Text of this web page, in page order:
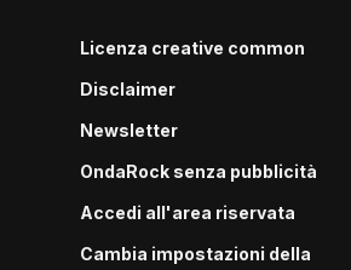
Licenza creative common
Disclaimer
Newsletter
OndaRock senza pubblicità
Accedi all'area riservata
Cambia impostazioni della